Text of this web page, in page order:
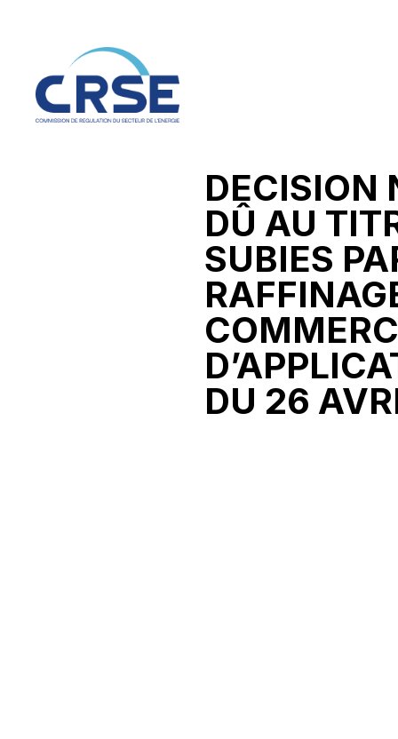
DECISION
DÛ AU
SUBIES
DU 26